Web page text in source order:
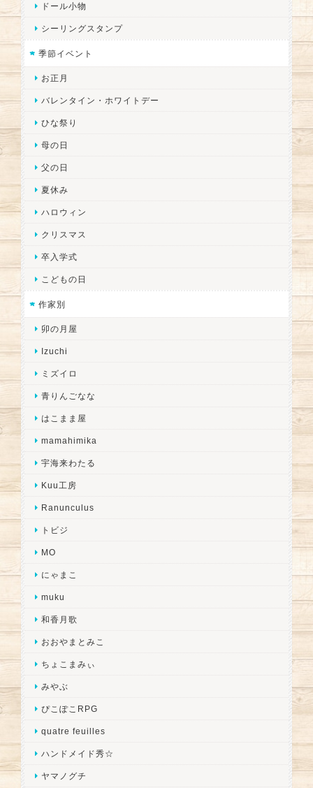
ドール小物
シーリングスタンプ
季節イベント
お正月
バレンタイン・ホワイトデー
ひな祭り
母の日
父の日
夏休み
ハロウィン
クリスマス
卒入学式
こどもの日
作家別
卯の月屋
Izuchi
ミズイロ
青りんごなな
はこまま屋
mamahimika
宇海来わたる
Kuu工房
Ranunculus
トビジ
MO
にゃまこ
muku
和香月歌
おおやまとみこ
ちょこまみぃ
みやぶ
ぴこぽこRPG
quatre feuilles
ハンドメイド秀☆
ヤマノグチ